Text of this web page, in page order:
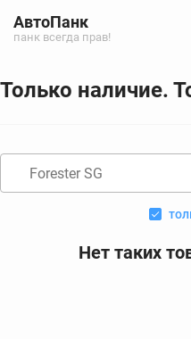
АвтоПанк
панк всегда прав!
Только наличие.
Нет таких